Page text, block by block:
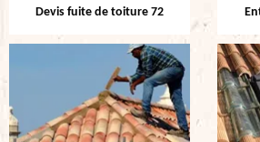
Devis fuite de toiture 72